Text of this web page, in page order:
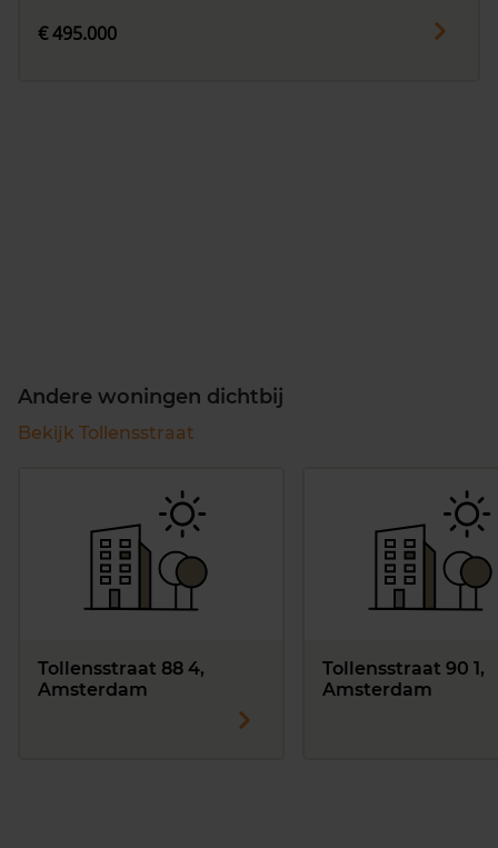
€ 495.000
Andere woningen dichtbij
Bekijk Tollensstraat
Tollensstraat 88 4,
Amsterdam
Tollensstraat 90 1,
Amsterdam